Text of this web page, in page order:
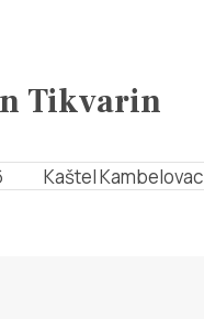
Tikvarin
Kaštel Kambelovac